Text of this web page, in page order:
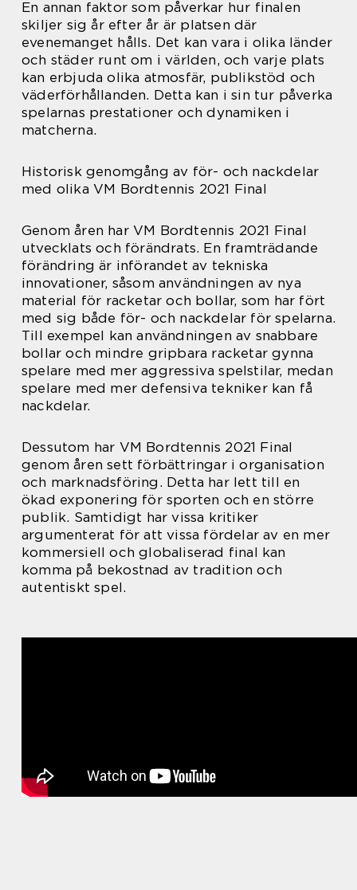
En annan faktor som påverkar hur finalen
skiljer sig år efter år är platsen där
evenemanget hålls. Det kan vara i olika länder
och städer runt om i världen, och varje plats
kan erbjuda olika atmosfär, publikstöd och
väderförhållanden. Detta kan i sin tur påverka
spelarnas prestationer och dynamiken i
matcherna.
Historisk genomgång av för- och nackdelar
med olika VM Bordtennis 2021 Final
Genom åren har VM Bordtennis 2021 Final
utvecklats och förändrats. En framträdande
förändring är införandet av tekniska
innovationer, såsom användningen av nya
material för racketar och bollar, som har fört
med sig både för- och nackdelar för spelarna.
Till exempel kan användningen av snabbare
bollar och mindre gripbara racketar gynna
spelare med mer aggressiva spelstilar, medan
spelare med mer defensiva tekniker kan få
nackdelar.
Dessutom har VM Bordtennis 2021 Final
genom åren sett förbättringar i organisation
och marknadsföring. Detta har lett till en
ökad exponering för sporten och en större
publik. Samtidigt har vissa kritiker
argumenterat för att vissa fördelar av en mer
kommersiell och globaliserad final kan
komma på bekostnad av tradition och
autentiskt spel.